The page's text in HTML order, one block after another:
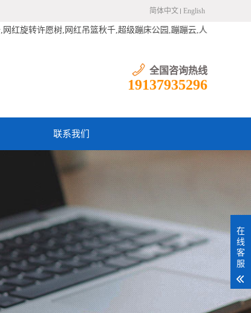
简体中文 English
树,网红吊篮秋千,超级蹦床公园,蹦蹦云,人工喊泉,彩虹滑梯,
全国咨询热线
19137935296
联系我们
在
线
客
服